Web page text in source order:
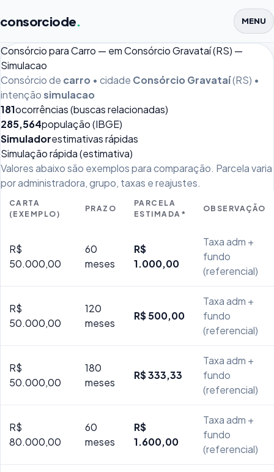
consorciode. MENU
Consórcio para Carro — em Consórcio Gravataí (RS) —
Simulacao
Consórcio de carro • cidade Consórcio Gravataí(RS) •
intençãosimulacao
181ocorrências (buscas relacionadas)
285,564população (IBGE)
Simuladorestimativas rápidas
Simulação rápida (estimativa)
Valores abaixo são exemplos para comparação. Parcela varia
por administradora, grupo, taxas e reajustes.
CARTA
(EXEMPLO)
PRAZO
PARCELA
ESTIMADA*
OBSERVAÇÃO
R$
50.000,00
60
meses
R$
1.000,00
Taxa adm +
fundo
(referencial)
R$
50.000,00
120
meses
R$ 500,00
Taxa adm +
fundo
(referencial)
R$
50.000,00
180
meses
R$ 333,33
Taxa adm +
fundo
(referencial)
R$
80.000,00
60
meses
R$
1.600,00
Taxa adm +
fundo
(referencial)